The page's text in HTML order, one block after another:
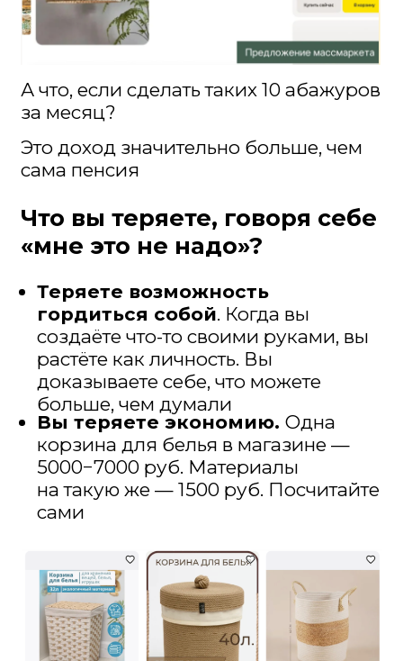
Но самое главное — вы теряете
себя настоящую. Ту, которая
всегда мечтала создавать красоту.
жилка. Ту, которая достойна
большего, чем просто сериалы
и борщ
Теряете возможный доход.
ученицы зарабатывают от 10 до 50
тысяч рублей в месяц на заказах.
К пенсии. Или к зарплате. Это
не фантастика, это реальность
Теряете радость близких.
Вы бы видели, как светятся глаза
внуков, когда бабушка дарит
сплетённую специально для них.
Это не купленная вещь. Это любовь,
воплощённая в материале